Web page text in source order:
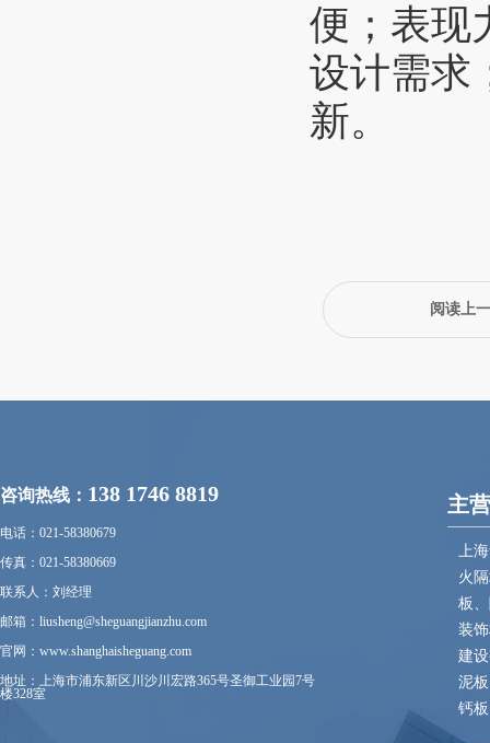
便；表现
设计需求
新。
阅读上
咨询热线： 138 1746 8819
电话：021-58380679
传真：021-58380669
联系人：刘经理
邮箱：liusheng@sheguangjianzhu.com
官网：www.shanghaisheguang.com
地址：上海市浦东新区川沙川宏路365号圣御工业园7号
楼328室
主
上
火
板
装
建
泥
钙